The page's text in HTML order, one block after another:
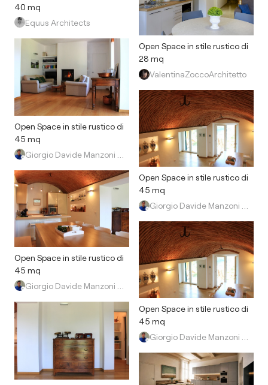
40 mq
Equus Architects
Open Space in stile rustico di
45 mq
Open Space in stile rustico di
45 mq
Open Space in stile rustico di
28 mq
ValentinaZoccoArchitetto
Open Space in stile rustico di
45 mq
Open Space in stile rustico di
45 mq